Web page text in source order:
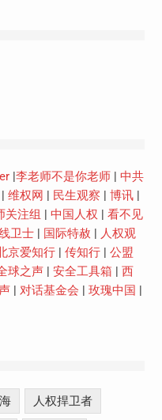
| 李老师不是你老师| 中共
维权网 民生观察 博讯|
关注组 中国人权
看不见
卫士| 国际特赦
人权观
京爱知行| 传知行| 公盟
球之声| 安全工具箱
西
| 对话基金会 玫瑰中国
人权捍卫者